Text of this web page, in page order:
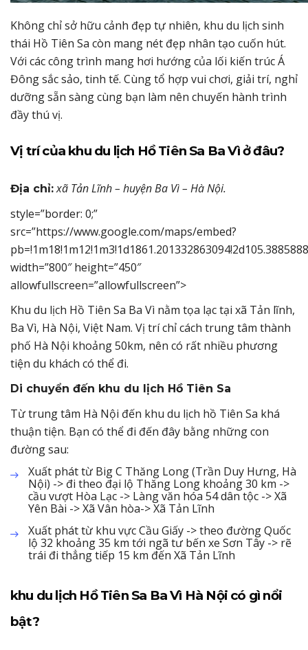
Không chỉ sở hữu cảnh đẹp tự nhiên, khu du lịch sinh
thái Hồ Tiên Sa còn mang nét đẹp nhân tạo cuốn hút.
Với các công trình mang hơi hướng của lối kiến trúc Á
Đông sắc sảo, tinh tế. Cùng tổ hợp vui chơi, giải trí, nghỉ
dưỡng sẵn sàng cùng bạn làm nên chuyến hành trình
đầy thú vị.
Vị trí của khu du lịch Hồ Tiên Sa Ba Vì ở đâu?
Địa chỉ:xã Tản Lĩnh – huyện Ba Vì – Hà Nội.
style=”border: 0;”
src=”https://www.google.com/maps/embed?
width=”800″ height=”450″
allowfullscreen=”allowfullscreen”>
Khu du lịch Hồ Tiên Sa Ba Vì nằm tọa lạc tại xã Tản lĩnh,
Ba Vì, Hà Nội, Việt Nam. Vị trí chỉ cách trung tâm thành
phố Hà Nội khoảng 50km, nên có rất nhiều phương
tiện du khách có thể đi.
Di chuyển đến khu du lịch Hồ Tiên Sa
Từ trung tâm Hà Nội đến khu du lịch hồ Tiên Sa khá
thuận tiện. Bạn có thể đi đến đây bằng những con
đường sau:
Xuất phát từ Big C Thăng Long (Trần Duy Hưng, Hà
Nội) -> đi theo đại lộ Thăng Long khoảng 30 km ->
cầu vượt Hòa Lạc -> Làng văn hóa 54 dân tộc -> Xã
Yên Bài -> Xã Vân hòa-> Xã Tản Lĩnh
Xuất phát từ khu vực Cầu Giấy -> theo đường Quốc
lộ 32 khoảng 35 km tới ngã tư bến xe Sơn Tây -> rẽ
trái đi thẳng tiếp 15 km đến Xã Tản Lĩnh
khu du lịch Hồ Tiên Sa Ba Vì Hà Nội có gì nổi
bật?